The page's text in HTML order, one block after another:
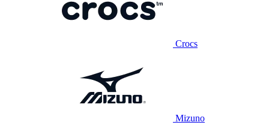
Crocs
Mizuno